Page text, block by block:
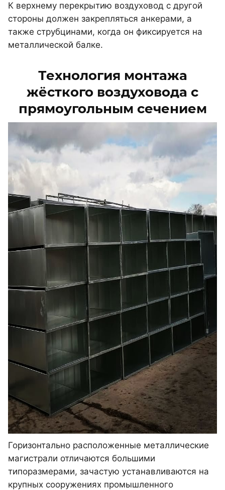
К верхнему перекрытию воздуховод с другой
стороны должен закрепляться анкерами, а
также струбцинами, когда он фиксируется на
металлической балке.
Технология монтажа
жёсткого воздуховода с
прямоугольным сечением
Горизонтально расположенные металлические
магистрали отличаются большими
типоразмерами, зачастую устанавливаются на
крупных сооружениях промышленного